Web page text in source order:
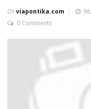
Отviapontika.com
0 Comments